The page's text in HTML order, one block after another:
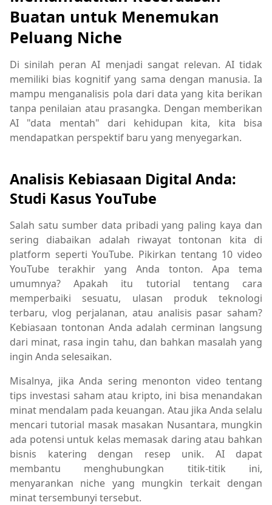
Buatan untuk Menemukan
Peluang Niche
Di sinilah peran AI menjadi sangat relevan. AI tidak
memiliki bias kognitif yang sama dengan manusia. Ia
mampu menganalisis pola dari data yang kita berikan
tanpa penilaian atau prasangka. Dengan memberikan
AI "data mentah" dari kehidupan kita, kita bisa
mendapatkan perspektif baru yang menyegarkan.
Analisis Kebiasaan Digital Anda:
Studi Kasus YouTube
Salah satu sumber data pribadi yang paling kaya dan
sering diabaikan adalah riwayat tontonan kita di
platform seperti YouTube. Pikirkan tentang 10 video
YouTube terakhir yang Anda tonton. Apa tema
umumnya? Apakah itu tutorial tentang cara
memperbaiki sesuatu, ulasan produk teknologi
terbaru, vlog perjalanan, atau analisis pasar saham?
Kebiasaan tontonan Anda adalah cerminan langsung
dari minat, rasa ingin tahu, dan bahkan masalah yang
ingin Anda selesaikan.
Misalnya, jika Anda sering menonton video tentang
tips investasi saham atau kripto, ini bisa menandakan
minat mendalam pada keuangan. Atau jika Anda selalu
mencari tutorial masak masakan Nusantara, mungkin
ada potensi untuk kelas memasak daring atau bahkan
bisnis katering dengan resep unik. AI dapat
membantu menghubungkan titik-titik ini,
menyarankan niche yang mungkin terkait dengan
minat tersembunyi tersebut.